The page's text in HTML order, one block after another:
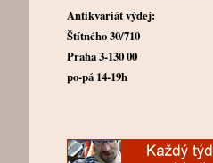
Antikvariát výdej:
Štítného 30/710
Praha 3-130 00
po-pá 14-19h